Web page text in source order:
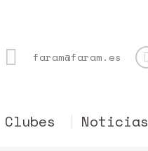
faram@faram.es
Clubes Noticias